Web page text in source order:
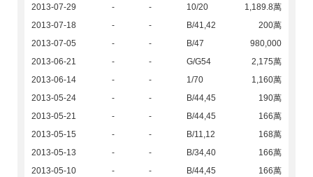
2013-07-29
- - 10/20
1,189.8萬
2013-07-18
- - B/41,42
200萬
2013-07-05
- - B/47
980,000
2013-06-21
- - G/G54
2,175萬
2013-06-14
- - 1/70
1,160萬
2013-05-24
- - B/44,45
190萬
2013-05-21
- - B/44,45
166萬
2013-05-15
- - B/11,12
168萬
2013-05-13
- - B/34,40
166萬
2013-05-10
- - B/44,45
166萬